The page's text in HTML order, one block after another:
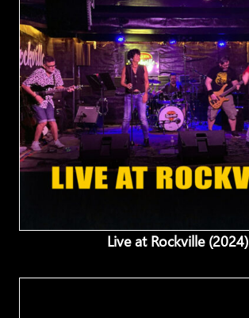
Live at Rockville (2024)